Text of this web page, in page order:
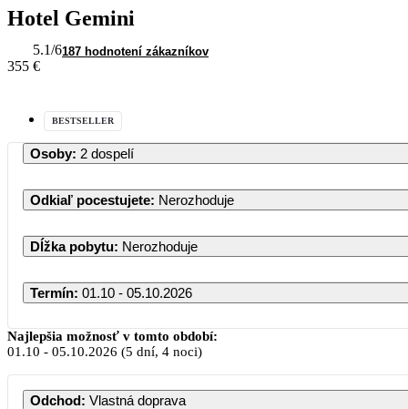
Hotel Gemini
5.1/6187 hodnotení zákazníkov
355 €
BESTSELLER
Osoby: 2 dospelí
Odkiaľ pocestujete: Nerozhoduje
Dĺžka pobytu: Nerozhoduje
Termín: 01.10 - 05.10.2026
Najlepšia možnosť v tomto období:
01.10 - 05.10.2026 (5 dní, 4 noci)
Odchod: Vlastná doprava